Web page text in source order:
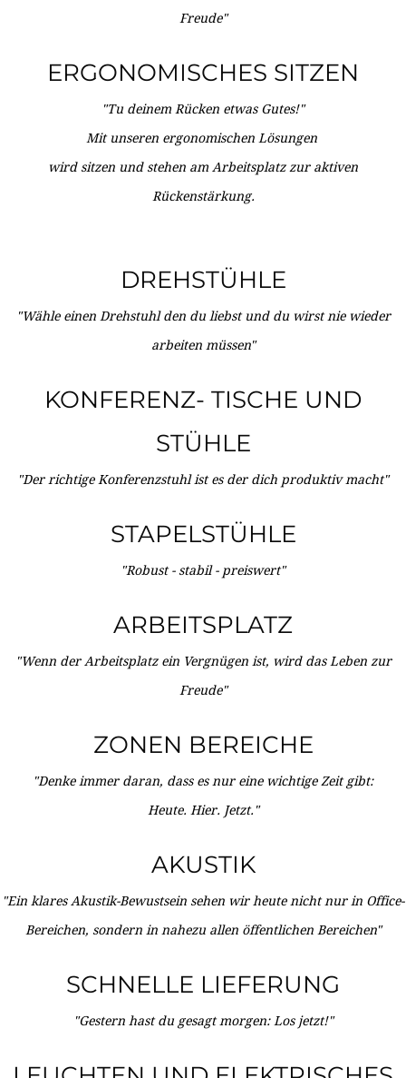
Freude"
ERGONOMISCHES SITZEN
"Tu deinem Rücken etwas Gutes!"
Mit unseren ergonomischen Lösungen
wird sitzen und stehen am Arbeitsplatz zur aktiven
Rückenstärkung.
DREHSTÜHLE
"Wähle einen Drehstuhl den du liebst und du wirst nie wieder
arbeiten müssen"
KONFERENZ- TISCHE UND
STÜHLE
"Der richtige Konferenzstuhl ist es der dich produktiv macht"
STAPELSTÜHLE
"Robust - stabil - preiswert"
ARBEITSPLATZ
"Wenn der Arbeitsplatz ein Vergnügen ist, wird das Leben zur
Freude"
ZONEN BEREICHE
"Denke immer daran, dass es nur eine wichtige Zeit gibt:
Heute. Hier. Jetzt."
AKUSTIK
"Ein klares Akustik-Bewustsein sehen wir heute nicht nur in Office-
Bereichen, sondern in nahezu allen öffentlichen Bereichen"
SCHNELLE LIEFERUNG
"Gestern hast du gesagt morgen: Los jetzt!"